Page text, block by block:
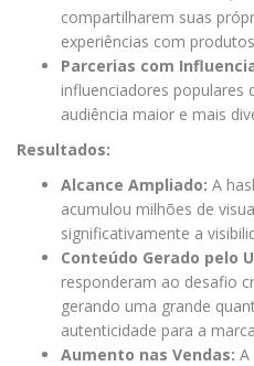
compartilharem suas
experiências com
Parcerias com
influenciadores populares
audiência maior e mais
Resultados:
Alcance Ampliado: A
acumulou milhões de
significativamente a
Conteúdo Gerado pelo
responderam ao desafio
gerando uma grande
autenticidade para a
Aumento nas Vendas: A